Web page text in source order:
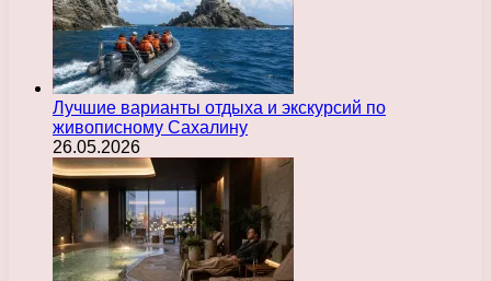
Лучшие варианты отдыха и экскурсий по
живописному Сахалину
26.05.2026